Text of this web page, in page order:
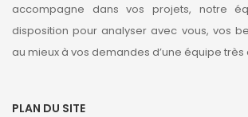
accompagne dans vos projets, notre
disposition pour analyser avec vous, vos
au mieux à vos demandes d’une équipe très
PLAN DU SITE